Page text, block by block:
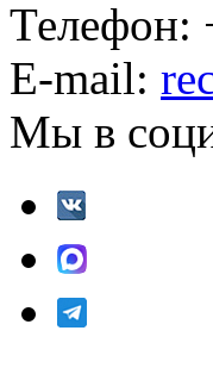
Телефон:
E-mail:
Мы в